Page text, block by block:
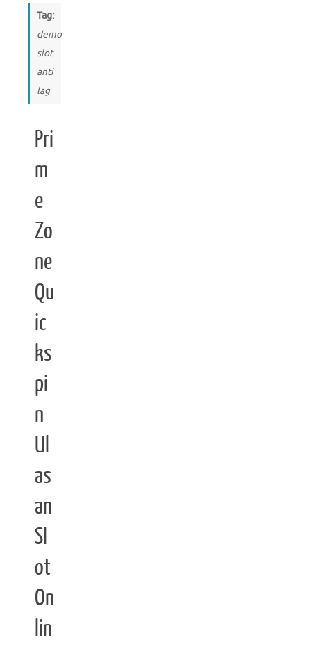
Tag:
demo
slot
anti
lag
Pri
m
e
Zo
ne
Qu
ic
ks
pi
n
Ul
as
an
Sl
ot
On
lin